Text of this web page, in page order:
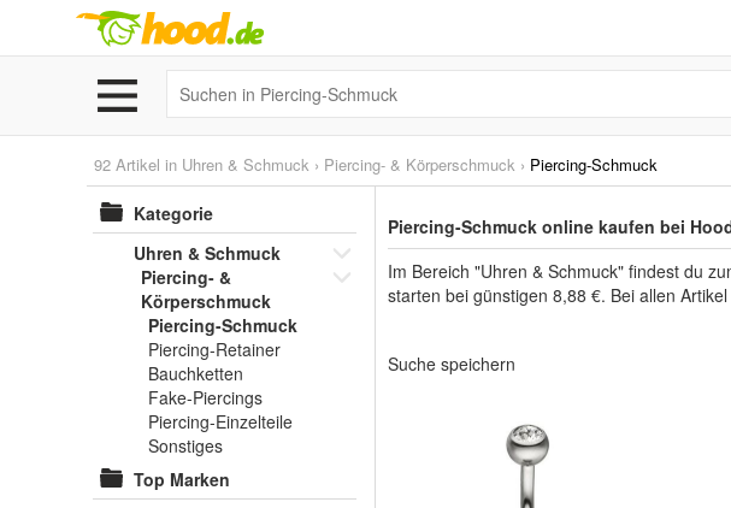
92 Artikel in Uhren & Schmuck › Piercing- & Körperschmuck › Piercing-Schmuck
Kategorie
Uhren & Schmuck
Piercing- &
Körperschmuck
Piercing-Schmuck
Piercing-Retainer
Bauchketten
Fake-Piercings
Piercing-Einzelteile
Sonstiges
Top Marken
Piercing-Schmuck online kaufen bei
Im Bereich "Uhren & Schmuck" findest du
starten bei günstigen 8,88 €. Bei allen
Suche speichern